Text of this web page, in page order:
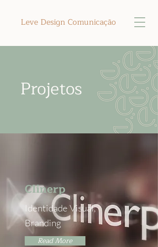
Leve Design Comunicação
Projetos
Clinerp
Identidade Visual,
Branding
Read More